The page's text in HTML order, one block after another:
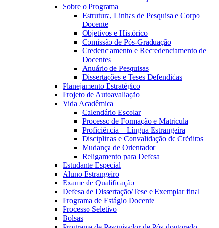
Sobre o Programa
Estrutura, Linhas de Pesquisa e Corpo
Docente
Objetivos e Histórico
Comissão de Pós-Graduação
Credenciamento e Recredenciamento de
Docentes
Anuário de Pesquisas
Dissertações e Teses Defendidas
Planejamento Estratégico
Projeto de Autoavaliação
Vida Acadêmica
Calendário Escolar
Processo de Formação e Matrícula
Proficiência – Língua Estrangeira
Disciplinas e Convalidação de Créditos
Mudança de Orientador
Religamento para Defesa
Estudante Especial
Aluno Estrangeiro
Exame de Qualificação
Defesa de Dissertação/Tese e Exemplar final
Programa de Estágio Docente
Processo Seletivo
Bolsas